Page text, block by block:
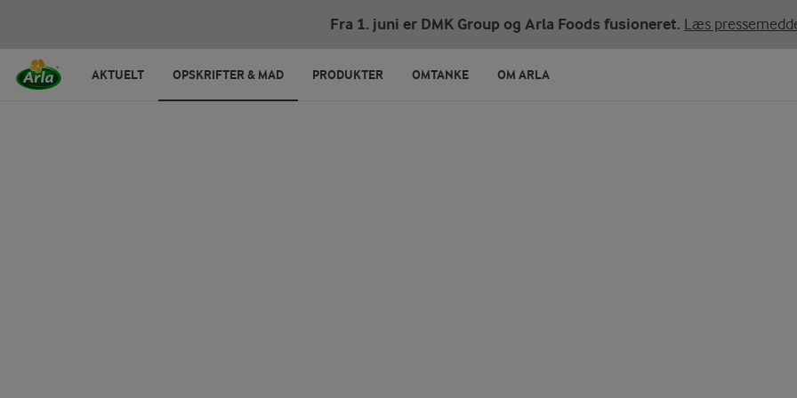
Fra 1. juni er DMK Group og Arla Foods fusioneret. Læs
AKTUELT OPSKRIFTER & MAD PRODUKTER OMTANKE OM ARLA